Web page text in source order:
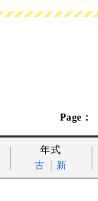
年式
古
新